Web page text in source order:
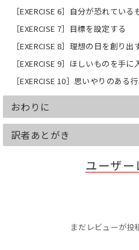
［EXERCISE 6］自分が恐れてい
［EXERCISE 7］目標を設定する
［EXERCISE 8］理想の日を創り出
［EXERCISE 9］ほしいものを手
［EXERCISE 10］思いやりのある
おわりに
訳者あとがき
ユーザー
まだレビューが投